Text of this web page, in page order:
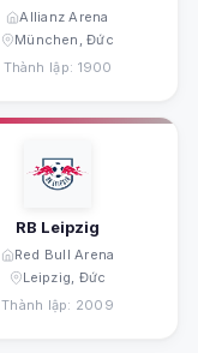
Allianz Arena
München, Đức
Thành lập: 1900
RB Leipzig
Red Bull Arena
Leipzig, Đức
Thành lập: 2009